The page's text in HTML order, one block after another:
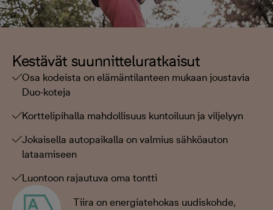
Kestävät suunnitteluratkaisut
Osa kodeista on elämäntilanteen mukaan joustavia
Duo-koteja
Korttelipihalla mahdollisuus kuntoiluun ja viljelyyn
Jokaisella autopaikalla on valmius sähköauton
lataamiseen
Luontoon rajautuva oma tontti
Tiira on energiatehokas uudiskohde,